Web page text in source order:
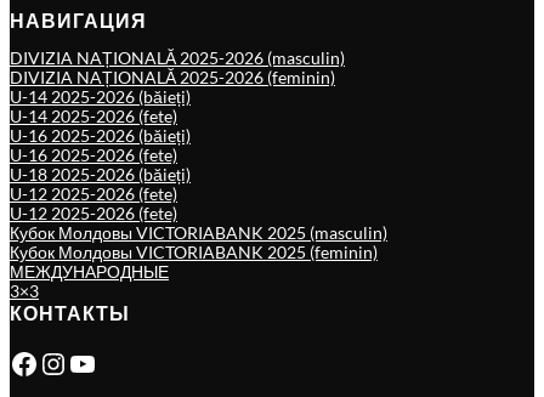
НАВИГАЦИЯ
DIVIZIA NAȚIONALĂ 2025-2026 (masculin)
DIVIZIA NAȚIONALĂ 2025-2026 (feminin)
U-14 2025-2026 (băieți)
U-14 2025-2026 (fete)
U-16 2025-2026 (băieți)
U-16 2025-2026 (fete)
U-18 2025-2026 (băieți)
U-12 2025-2026 (fete)
U-12 2025-2026 (fete)
Кубок Молдовы VICTORIABANK 2025 (masculin)
Кубок Молдовы VICTORIABANK 2025 (feminin)
МЕЖДУНАРОДНЫЕ
3×3
КОНТАКТЫ
Facebook Instagram YouTube